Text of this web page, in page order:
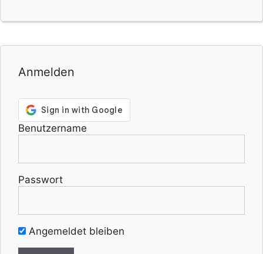
Anmelden
Benutzername
Passwort
Angemeldet bleiben